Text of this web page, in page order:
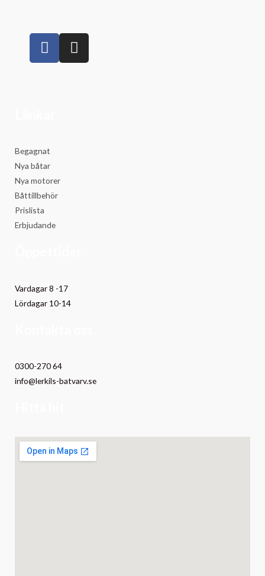
Begagnat
Nya båtar
Nya motorer
Båttillbehör
Prislista
Erbjudande
Vardagar 8 -17
Lördagar 10-14
0300-270 64
info@lerkils-batvarv.se